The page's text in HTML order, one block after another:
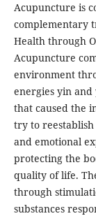
Acupuncture is
complementary
Health through
Acupuncture
environment
energies yin and
that caused the
try to
and emotional
protecting the
quality of life.
through
substances